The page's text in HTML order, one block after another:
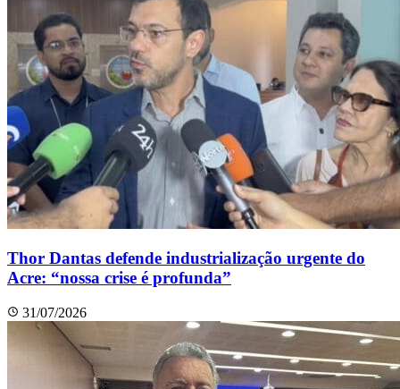
Thor Dantas defende industrialização urgente do
Acre: “nossa crise é profunda”
31/07/2026